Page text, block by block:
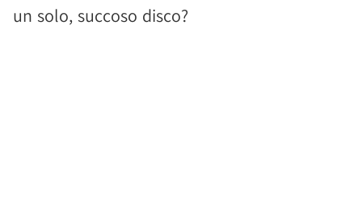
un solo, succoso disco?